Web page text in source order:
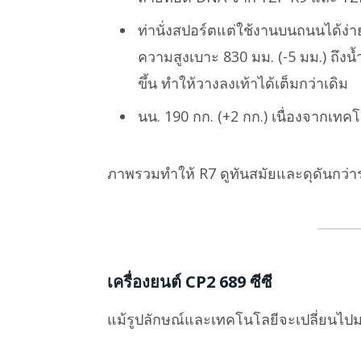
ท่านั่งสปอร์ตแต่ใช้งานบนถนนได้ง่
ความสูงเบาะ 830 มม. (-5 มม.) ถึง
ขึ้น ทำให้วางลงเท้าได้เต็มกว่าเดิม
นน. 190 กก. (+2 กก.) เนื่องจากเทค
ภาพรวมทำให้ R7 ดูทันสมัยและดุดันกว่า
เครื่องยนต์ CP2 689 ซีซี
แม้รูปลักษณ์และเทคโนโลยีจะเปลี่ยนไป